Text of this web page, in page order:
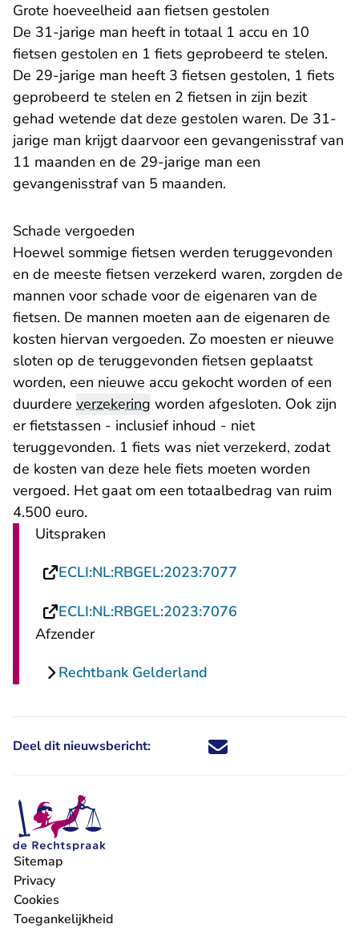
Grote hoeveelheid aan fietsen gestolen
De 31-jarige man heeft in totaal 1 accu en 10
fietsen gestolen en 1 fiets geprobeerd te stelen.
De 29-jarige man heeft 3 fietsen gestolen, 1 fiets
geprobeerd te stelen en 2 fietsen in zijn bezit
gehad wetende dat deze gestolen waren. De 31-
jarige man krijgt daarvoor een gevangenisstraf van
11 maanden en de 29-jarige man een
gevangenisstraf van 5 maanden.
Schade vergoeden
Hoewel sommige fietsen werden teruggevonden
en de meeste fietsen verzekerd waren, zorgden de
mannen voor schade voor de eigenaren van de
fietsen. De mannen moeten aan de eigenaren de
kosten hiervan vergoeden. Zo moesten er nieuwe
sloten op de teruggevonden fietsen geplaatst
worden, een nieuwe accu gekocht worden of een
duurdere verzekering worden afgesloten. Ook zijn
er fietstassen - inclusief inhoud - niet
teruggevonden. 1 fiets was niet verzekerd, zodat
de kosten van deze hele fiets moeten worden
vergoed. Het gaat om een totaalbedrag van ruim
4.500 euro.
Uitspraken
ECLI:NL:RBGEL:2023:7077
ECLI:NL:RBGEL:2023:7076
Afzender
Rechtbank Gelderland
Deel dit nieuwsbericht: Deel dit nieuwsbericht via X -
Deel dit nieuwsbericht via
Deel dit nieuwsbericht
Deel dit
Sitemap
Privacy
Cookies
Toegankelijkheid